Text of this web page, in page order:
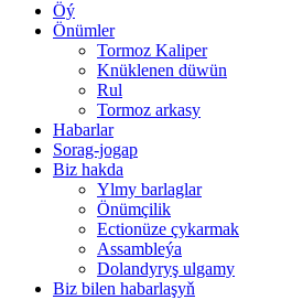
Öý
Önümler
Tormoz Kaliper
Knüklenen düwün
Rul
Tormoz arkasy
Habarlar
Sorag-jogap
Biz hakda
Ylmy barlaglar
Önümçilik
Ectionüze çykarmak
Assambleýa
Dolandyryş ulgamy
Biz bilen habarlaşyň